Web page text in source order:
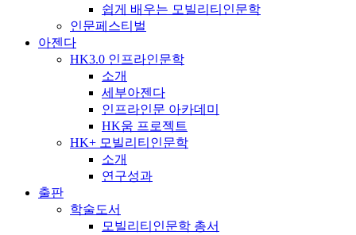
쉽게 배우는 모빌리티인문학
인문페스티벌
아젠다
HK3.0 인프라인문학
소개
세부아젠다
인프라인문 아카데미
HK움 프로젝트
HK+ 모빌리티인문학
소개
연구성과
출판
학술도서
모빌리티인문학 총서